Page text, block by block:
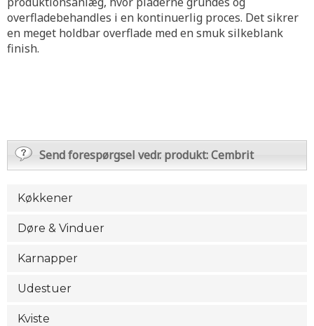
overfladebehandles i en kontinuerlig proces. Det sikrer
en meget holdbar overflade med en smuk silkeblank
finish.
Send forespørgsel vedr. produkt: Cembrit
Køkkener
Døre & Vinduer
Karnapper
Udestuer
Kviste